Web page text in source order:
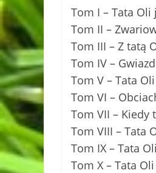
Tom I – Tata Oli
Tom II –
Tom III – Z tatą
Tom IV –
Tom V – Tata
Tom VI –
Tom VII – Kiedy
Tom VIII – Tata
Tom IX – Tata
Tom X – Tata